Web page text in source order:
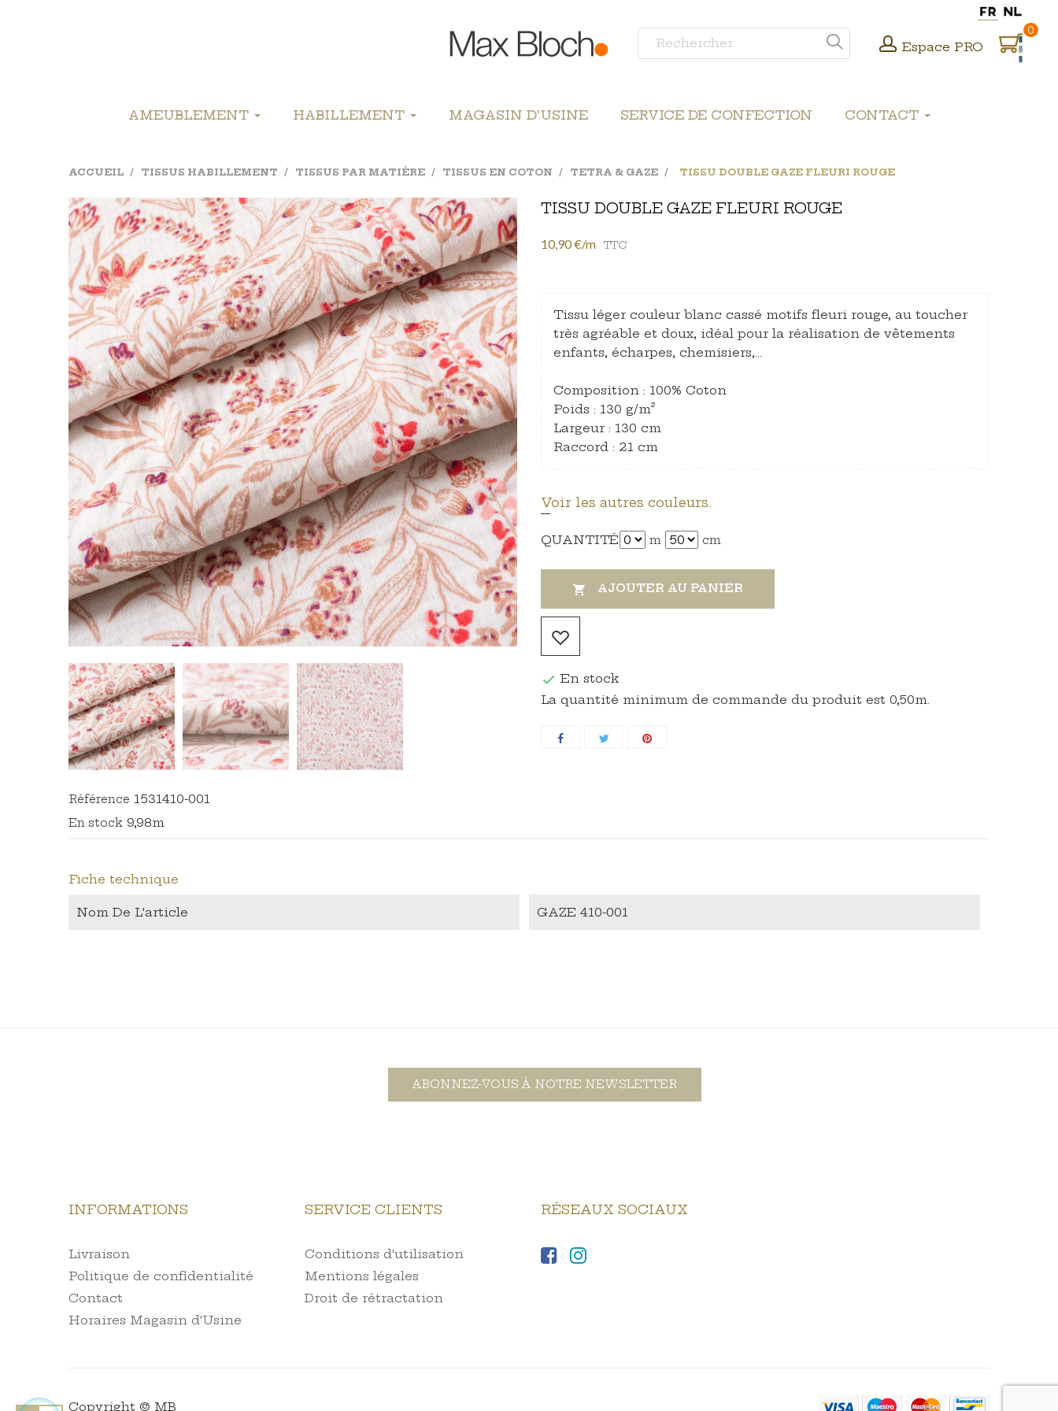
Espace PRO
0
AMEUBLEMENT HABILLEMENT MAGASIN D'USINE SERVICE DE CONFECTION CONTACT
ACCUEIL TISSUS HABILLEMENT TISSUS PAR MATIÈRE TISSUS EN COTON TETRA & GAZE TISSU DOUBLE GAZE FLEURI ROUGE
TISSU DOUBLE GAZE FLEURI ROUGE
10,90 €/m TTC
Tissu léger couleur blanc cassé motifs fleuri rouge, au toucher
très agréable et doux, idéal pour la réalisation de vêtements
enfants, écharpes, chemisiers,...
Composition : 100% Coton
Poids : 130 g/m²
Largeur : 130 cm
Raccord : 21 cm
Voir les autres couleurs.
QUANTITÉ m cm
 AJOUTER AU PANIER
 En stock
La quantité minimum de commande du produit est 0,50m.
Référence 1531410-001
En stock 9,98m
Fiche technique
Nom De L'article GAZE 410-001
ABONNEZ-VOUS À NOTRE NEWSLETTER
INFORMATIONS
Livraison
Politique de confidentialité
Contact
Horaires Magasin d'Usine
SERVICE CLIENTS
Conditions d'utilisation
Mentions légales
Droit de rétractation
RÉSEAUX SOCIAUX
Copyright © MB